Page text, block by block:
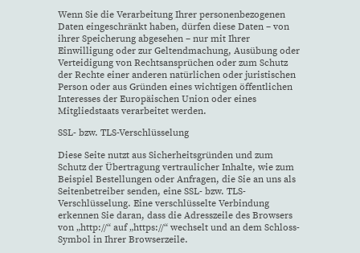
Wenn Sie die Verarbeitung Ihrer personenbezogenen
Daten eingeschränkt haben, dürfen diese Daten – von
ihrer Speicherung abgesehen – nur mit Ihrer
Einwilligung oder zur Geltendmachung, Ausübung oder
Verteidigung von Rechtsansprüchen oder zum Schutz
der Rechte einer anderen natürlichen oder juristischen
Person oder aus Gründen eines wichtigen öffentlichen
Interesses der Europäischen Union oder eines
Mitgliedstaats verarbeitet werden.
SSL- bzw. TLS-Verschlüsselung
Diese Seite nutzt aus Sicherheitsgründen und zum
Schutz der Übertragung vertraulicher Inhalte, wie zum
Beispiel Bestellungen oder Anfragen, die Sie an uns als
Seitenbetreiber senden, eine SSL- bzw. TLS-
Verschlüsselung. Eine verschlüsselte Verbindung
erkennen Sie daran, dass die Adresszeile des Browsers
von „http://“ auf „https://“ wechselt und an dem Schloss-
Symbol in Ihrer Browserzeile.